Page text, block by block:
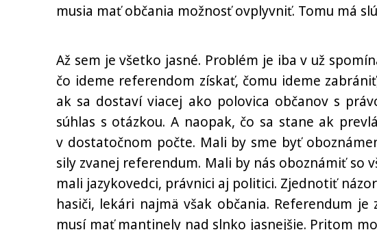
musia mať občania možnosť ovplyvniť. Tomu má
Až sem je všetko jasné. Problém je iba v už
čo ideme referendom získať, čomu ideme
ak sa dostaví viacej ako polovica občanov s
súhlas s otázkou. A naopak, čo sa stane ak
v dostatočnom počte. Mali by sme byť
sily zvanej referendum. Mali by nás oboznámiť so
mali jazykovedci, právnici aj politici. Zjednotiť
hasiči, lekári najmä však občania. Referendum
musí mať mantinely nad slnko jasnejšie. Pritom